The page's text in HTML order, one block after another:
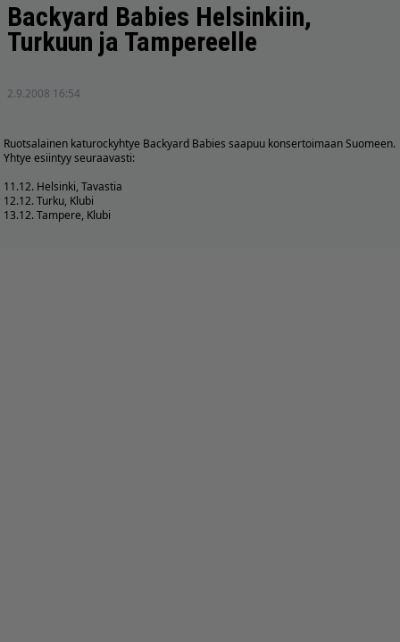
Backyard Babies Helsinkiin,
Turkuun ja Tampereelle
2.9.2008 16:54
Ruotsalainen katurockyhtye Backyard Babies saapuu konsertoimaan Suomeen.
Yhtye esiintyy seuraavasti:
11.12. Helsinki, Tavastia
12.12. Turku, Klubi
13.12. Tampere, Klubi